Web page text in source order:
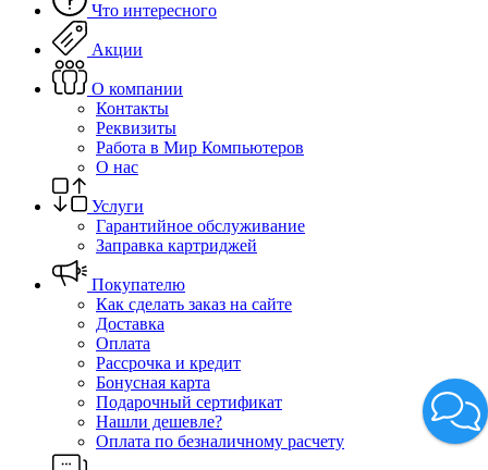
Что интересного
Акции
О компании
Контакты
Реквизиты
Работа в Мир Компьютеров
О нас
Услуги
Гарантийное обслуживание
Заправка картриджей
Покупателю
Как сделать заказ на сайте
Доставка
Оплата
Рассрочка и кредит
Бонусная карта
Подарочный сертификат
Нашли дешевле?
Оплата по безналичному расчету